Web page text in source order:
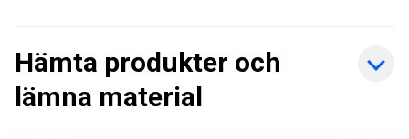
Hämta produkter och
lämna material